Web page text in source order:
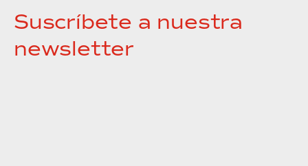
Suscríbete a nuestra
newsletter